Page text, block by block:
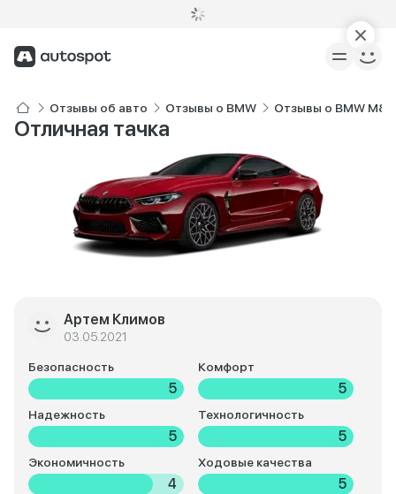
Отзывы об авто Отзывы о BMW Отзывы о BMW M8
Отличная тачка
Артем Климов
03.05.2021
Безопасность
5
Комфорт
5
Надежность
5
Технологичность
5
Экономичность
4
Ходовые качества
5